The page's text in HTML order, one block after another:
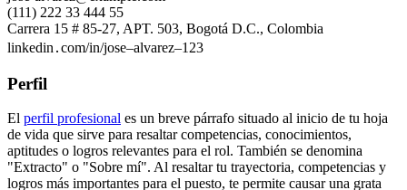
(111) 222 33 444 55
Carrera 15 # 85-27, APT. 503, Bogotá D.C., Colombia
linkedin․com/in/jose–alvarez–123
Perfil
El perfil profesional es un breve párrafo situado al inicio de tu hoja
de vida que sirve para resaltar competencias, conocimientos,
aptitudes o logros relevantes para el rol. También se denomina
"Extracto" o "Sobre mí". Al resaltar tu trayectoria, competencias y
logros más importantes para el puesto, te permite causar una grata